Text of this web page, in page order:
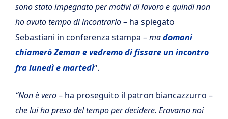
sono stato impegnato per motivi di lavoro e quindi non
ho avuto tempo di incontrarlo– ha spiegato
Sebastiani in conferenza stampa –madomani
chiamerò Zeman e vedremo di fissare un incontro
fra lunedì e martedì“.
“Non è vero– ha proseguito il patron biancazzurro –
che lui ha preso del tempo per decidere. Eravamo noi